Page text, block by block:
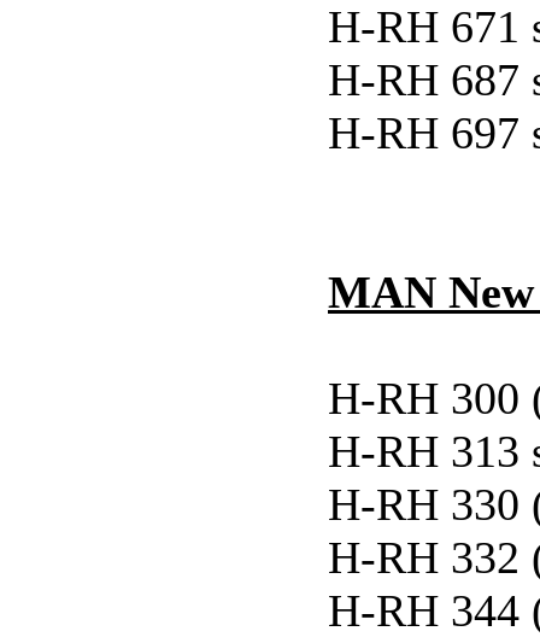
H-RH 671
H-RH 687
H-RH 697
MAN
H-RH 300
H-RH 313
H-RH 330
H-RH 332
H-RH 344